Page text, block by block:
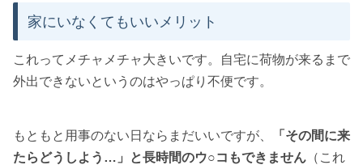
家にいなくてもいいメリット
これってメチャメチャ大きいです。自宅に荷物が来るまで
外出できないというのはやっぱり不便です。
もともと用事のない日ならまだいいですが、
「その間に来
たらどうしよう…」と長時間のウ○コもできません （これ